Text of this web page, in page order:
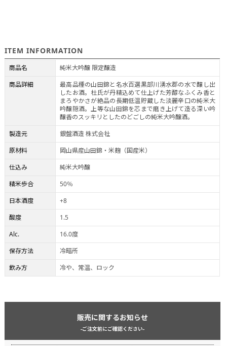
ITEM INFORMATION
商品名
純米大吟醸 限定醸造
商品詳細
最高品種の山田錦と名水百選黒部川湧水郡の水で醸し出
したお酒。杜氏が丹精込めて仕上げた芳醇なふくみ香と
まろやかさが絶品の長期低温貯蔵した淡麗辛口の純米大
吟醸隠酒。上等な山田錦を芯まで磨き上げて造る深い吟
醸香のスッキリとしたのどごしの純米大吟醸酒。
製造元
銀盤酒造 株式会社
原材料
岡山県産山田錦・米麹（国産米）
仕込み
純米大吟醸
精米歩合
50％
日本酒度
+8
酸度
1.5
Alc.
16.0度
保存方法
冷暗所
飲み方
冷や、常温、ロック
販売に関するお知らせ
-ご注文前にご確認ください-